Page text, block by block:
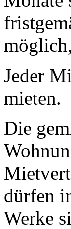
Jeder
mieten.
Die
dürfen
Werke